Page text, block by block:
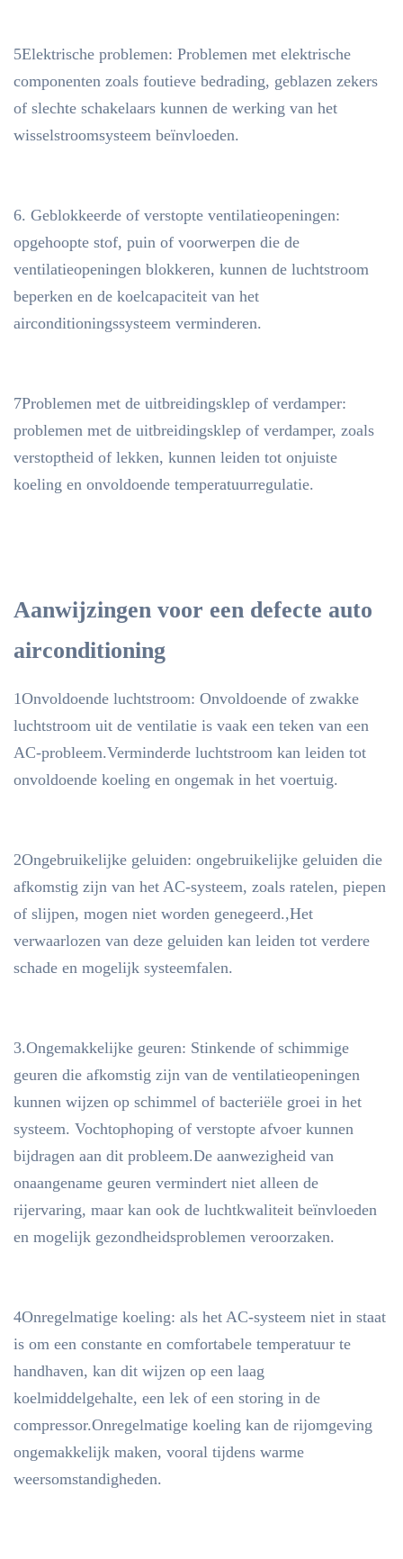
5Elektrische problemen: Problemen met elektrische
componenten zoals foutieve bedrading, geblazen zekers
of slechte schakelaars kunnen de werking van het
wisselstroomsysteem beïnvloeden.
6. Geblokkeerde of verstopte ventilatieopeningen:
opgehoopte stof, puin of voorwerpen die de
ventilatieopeningen blokkeren, kunnen de luchtstroom
beperken en de koelcapaciteit van het
airconditioningssysteem verminderen.
7Problemen met de uitbreidingsklep of verdamper:
problemen met de uitbreidingsklep of verdamper, zoals
verstoptheid of lekken, kunnen leiden tot onjuiste
koeling en onvoldoende temperatuurregulatie.
Aanwijzingen voor een defecte auto
airconditioning
1Onvoldoende luchtstroom: Onvoldoende of zwakke
luchtstroom uit de ventilatie is vaak een teken van een
AC-probleem.Verminderde luchtstroom kan leiden tot
onvoldoende koeling en ongemak in het voertuig.
2Ongebruikelijke geluiden: ongebruikelijke geluiden die
afkomstig zijn van het AC-systeem, zoals ratelen, piepen
of slijpen, mogen niet worden genegeerd.,Het
verwaarlozen van deze geluiden kan leiden tot verdere
schade en mogelijk systeemfalen.
3.Ongemakkelijke geuren: Stinkende of schimmige
geuren die afkomstig zijn van de ventilatieopeningen
kunnen wijzen op schimmel of bacteriële groei in het
systeem. Vochtophoping of verstopte afvoer kunnen
bijdragen aan dit probleem.De aanwezigheid van
onaangename geuren vermindert niet alleen de
rijervaring, maar kan ook de luchtkwaliteit beïnvloeden
en mogelijk gezondheidsproblemen veroorzaken.
4Onregelmatige koeling: als het AC-systeem niet in staat
is om een constante en comfortabele temperatuur te
handhaven, kan dit wijzen op een laag
koelmiddelgehalte, een lek of een storing in de
compressor.Onregelmatige koeling kan de rijomgeving
ongemakkelijk maken, vooral tijdens warme
weersomstandigheden.